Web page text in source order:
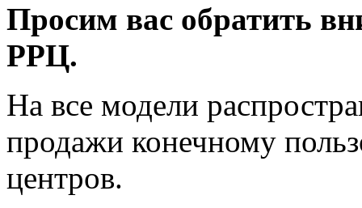
Просим вас обратить
РРЦ.
На все модели
продажи конечному
центров.